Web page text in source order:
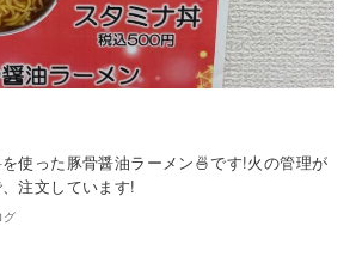
使った豚骨醤油ラーメン🍜です!火の管理が
注文しています!
グ